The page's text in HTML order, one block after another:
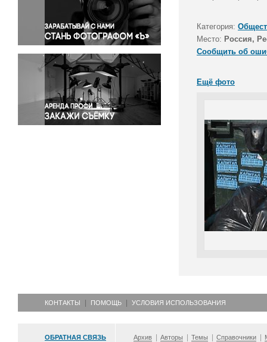
Правосудие
Происшествия и конфликты
Религия
Светская жизнь
Спорт
Экология
Экономика и бизнес
Категория:
Место: Россия,
Сообщить об
Ещё фото
КОНТАКТЫ ПОМОЩЬ УСЛОВИЯ ИСПОЛЬЗОВАНИЯ
ОБРАТНАЯ СВЯЗЬ Архив Авторы Темы Справочники